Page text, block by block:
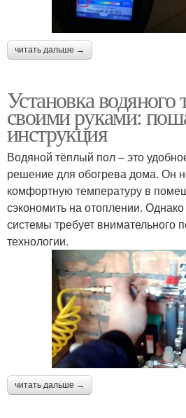
читать дальше →
Установка водяного
своими руками:
инструкция
Водяной тёплый пол – это
решение для обогрева дома. Он
комфортную температуру в
сэкономить на отоплении. Однако
системы требует внимательного
технологии.
читать дальше →